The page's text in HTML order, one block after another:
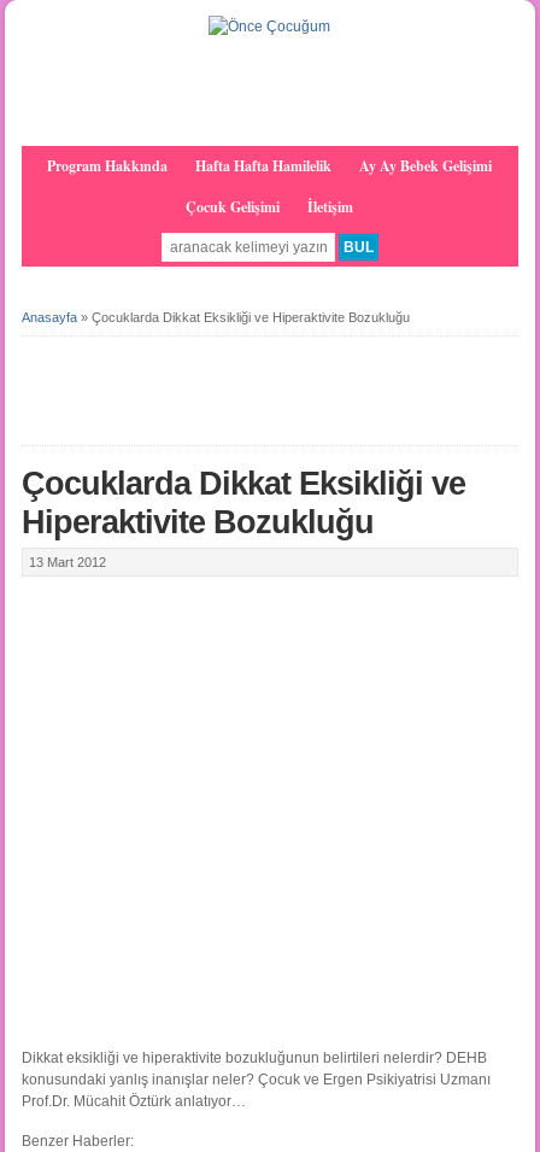
Program Hakkında Hafta Hafta Hamilelik
Ay Ay Bebek Gelişimi
Çocuk Gelişimi
İletişim
Anasayfa» Çocuklarda Dikkat Eksikliği ve Hiperaktivite Bozukluğu
Çocuklarda Dikkat Eksikliği ve
Hiperaktivite Bozukluğu
13 Mart 2012
Dikkat eksikliği ve hiperaktivite bozukluğunun belirtileri nelerdir? DEHB
konusundaki yanlış inanışlar neler? Çocuk ve Ergen Psikiyatrisi Uzmanı
Prof.Dr. Mücahit Öztürk anlatıyor…
Benzer Haberler: